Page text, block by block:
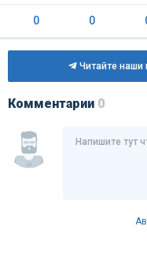
0 0
Читайте наши
Комментарии 0